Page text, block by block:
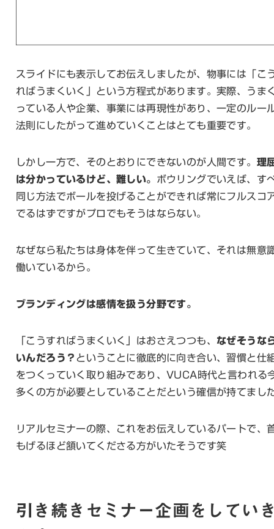
スライドにも表示してお伝えしましたが、物事には「こ
ればうまくいく」という方程式があります。実際、うま
っている人や企業、事業には再現性があり、一定のルー
法則にしたがって進めていくことはとても重要です。
しかし一方で、そのとおりにできないのが人間です。 理
は分かっているけど、難しい。 ボウリングでいえば、す
同じ方法でボールを投げることができれば常にフルスコ
でるはずですがプロでもそうはならない。
なぜなら私たちは身体を伴って生きていて、それは無意
働いているから。
ブランディングは感情を扱う分野です。
「こうすればうまくいく」はおさえつつも、 なぜそうな
いんだろう？ ということに徹底的に向き合い、習慣と仕
をつくっていく取り組みであり、VUCA時代と言われる
多くの方が必要としていることだという確信が持てまし
リアルセミナーの際、これをお伝えしているパートで、
もげるほど頷いてくださる方がいたそうです笑
引き続きセミナー企画をしてい